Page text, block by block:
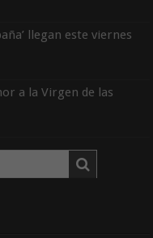
llegan este viernes
a la Virgen de las